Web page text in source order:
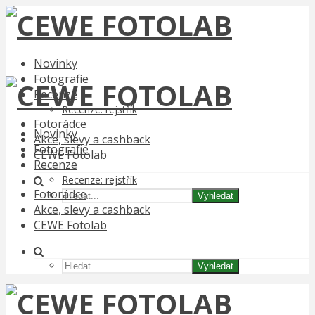
Novinky
Fotografie
Recenze
Recenze: rejstřík
Fotorádce
Akce, slevy a cashback
CEWE Fotolab
Vyhledat
Novinky
Fotografie
Recenze
Recenze: rejstřík
Fotorádce
Akce, slevy a cashback
CEWE Fotolab
Vyhledat